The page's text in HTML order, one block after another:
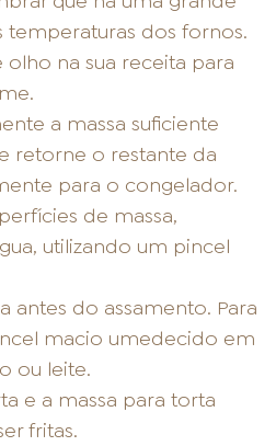
temperaturas dos fornos.
olho na sua receita para
a massa suficiente
retorne o restante da
para o congelador.
de massa,
utilizando um pincel
antes do assamento. Para
macio umedecido em
ou leite.
e a massa para torta
fritas.